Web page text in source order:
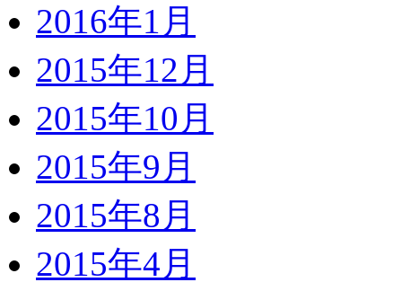
2016年1月
2015年12月
2015年10月
2015年9月
2015年8月
2015年4月